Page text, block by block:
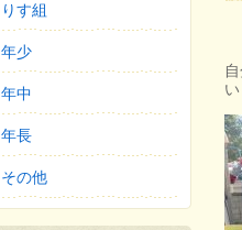
りす組
年少
年中
年長
その他